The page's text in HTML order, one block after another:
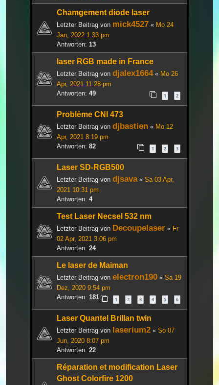
Chamgement diode laser
Letzter Beitrag von mick4527 « Mo 24
Jan, 2022 1:33 pm
Antworten: 13
laser RGB made in France
Letzter Beitrag von djalex1664« Mo 26
Apr, 2021 11:28 pm
Antworten: 49 1 2
Problème CNI 473
Letzter Beitrag von djbastien « Mo 12
Apr, 2021 8:19 pm
Antworten: 82 1 2 3
Laser SD-RGB500
Letzter Beitrag von djsava« Sa 03 Apr,
2021 10:31 pm
Antworten: 4
Test Laser Necsel 532 nm
Letzter Beitrag von Decoupelaser « Fr
02 Apr, 2021 3:06 pm
Antworten: 24
Le laser de Maiman
Letzter Beitrag von electron190 « Sa 19
Dez, 2020 9:54 pm
Antworten: 181 1 2 3 4 5 6
Laser Quantel Brillan twin
Letzter Beitrag von laserium2 « So 07
Jun, 2020 8:07 pm
Antworten: 22
Réparation et modification Laser
Ghost Colorfire 1200